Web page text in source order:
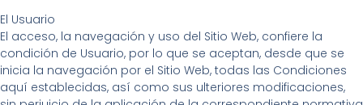
El Usuario
El acceso, la navegación y uso del Sitio Web, confiere la
condición de Usuario, por lo que se aceptan, desde que se
inicia la navegación por el Sitio Web, todas las Condiciones
aquí establecidas, así como sus ulteriores modificaciones,